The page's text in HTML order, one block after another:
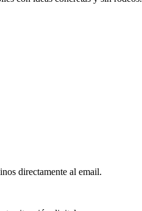
directamente al email.